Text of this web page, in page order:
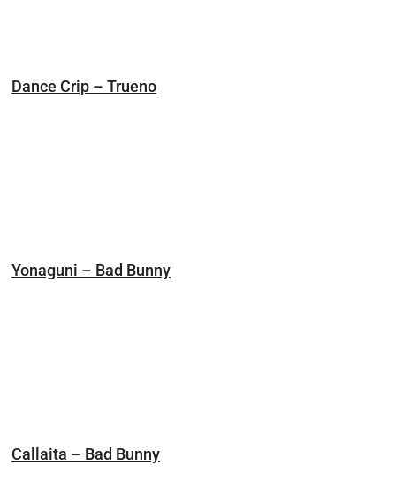
Dance Crip – Trueno
Yonaguni – Bad Bunny
Callaita – Bad Bunny